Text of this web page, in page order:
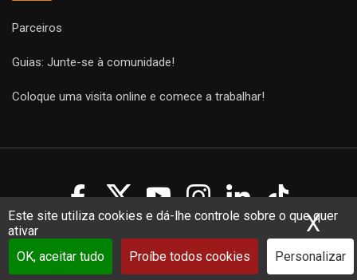
Este site utiliza cookies e dá-lhe controle sobre o que quer
ativar
OK, aceitar tudo
Proíbe todos cookies Personalizar
X
Parceiros
Guias: Junte-se à comunidade!
Coloque uma visita online e comece a trabalhar!
Copyright Guides 2021. Tous droits réservés.
Développement
web sur mesurepar iSoluce